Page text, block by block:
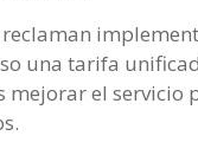
una tarifa
mejorar el servicio